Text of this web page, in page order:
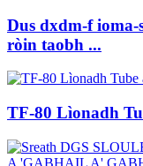
Dus dxdm-f
ròin taobh ...
TF-80 Lìonadh